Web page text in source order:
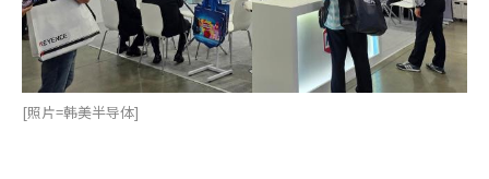
[照片=韩美半导体]